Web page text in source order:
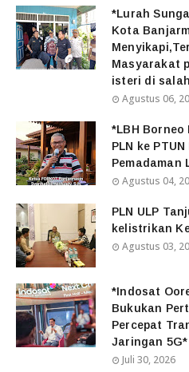
*Lurah
Kota
Masyarakat
isteri di
Agustus 06,
*LBH
PLN ke
Pemadaman
Agustus 04,
PLN ULP
kelistrikan
Agustus 03,
*Indosat
Bukukan
Percepat
Jaringan 5G*
Juli 30, 2026